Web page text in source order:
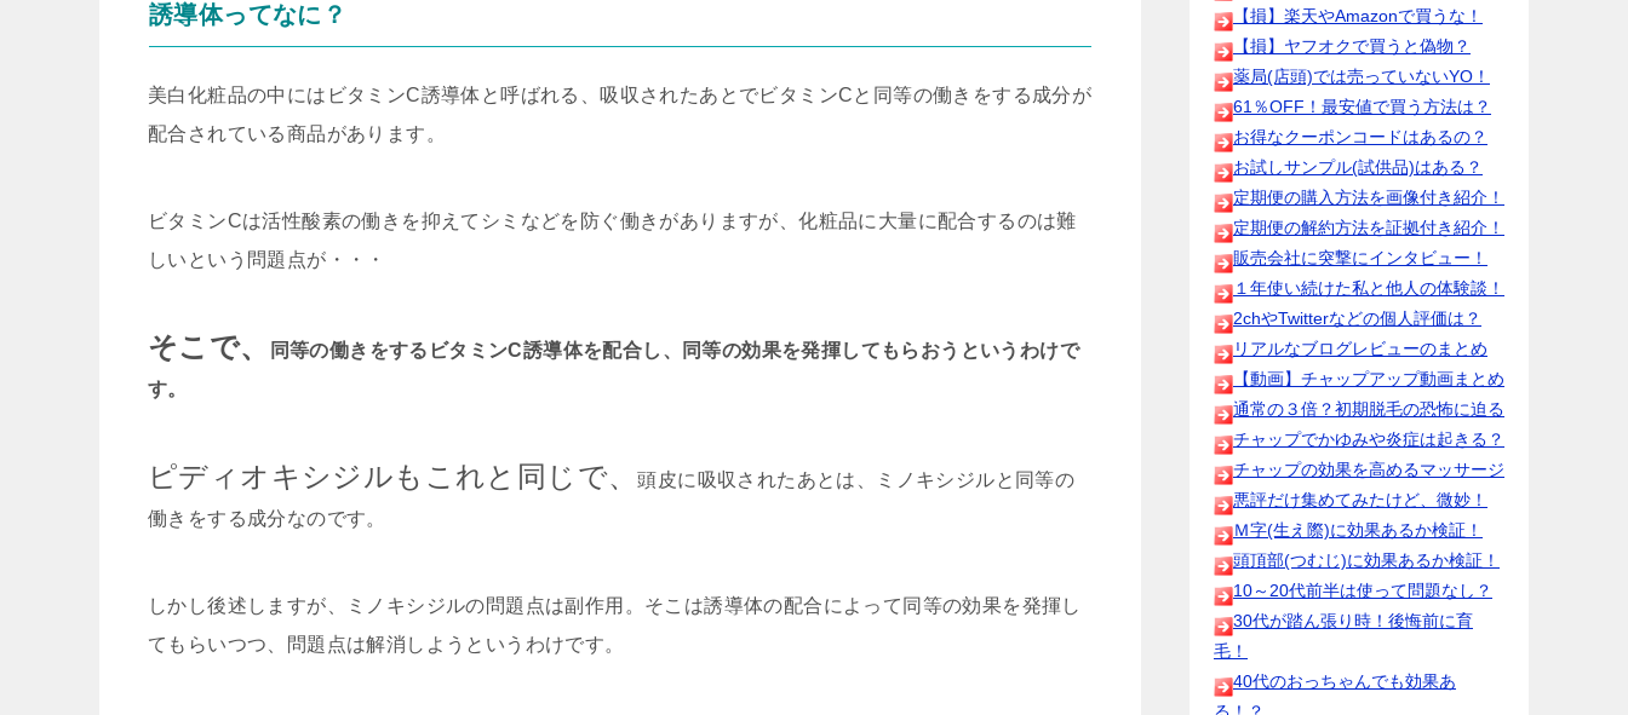
誘導体ってなに？
美白化粧品の中にはビタミンC誘導体と呼ばれる、吸収されたあとでビタミンCと同等の働きをする成分が
配合されている商品があります。
ビタミンCは活性酸素の働きを抑えてシミなどを防ぐ働きがありますが、化粧品に大量に配合するのは難
しいという問題点が・・・
そこで、
同等の働きをするビタミンC誘導体を配合し、同等の効果を発揮してもらおうというわけで
す。
ピディオキシジルもこれと同じで、頭皮に吸収されたあとは、ミノキシジルと同等の
働きをする成分なのです。
しかし後述しますが、ミノキシジルの問題点は副作用。そこは誘導体の配合によって同等の効果を発揮し
てもらいつつ、問題点は解消しようというわけです。
【損】楽天やAmazonで買うな！
【損】ヤフオクで買うと偽物？
薬局(店頭)では売っていないYO！
61％OFF！最安値で買う方法は？
お得なクーポンコードはあるの？
お試しサンプル(試供品)はある？
定期便の購入方法を画像付き紹介！
定期便の解約方法を証拠付き紹介！
販売会社に突撃にインタビュー！
１年使い続けた私と他人の体験談！
2chやTwitterなどの個人評価は？
リアルなブログレビューのまとめ
【動画】チャップアップ動画まとめ
通常の３倍？初期脱毛の恐怖に迫る
チャップでかゆみや炎症は起きる？
チャップの効果を高めるマッサージ
悪評だけ集めてみたけど、微妙！
Ｍ字(生え際)に効果あるか検証！
頭頂部(つむじ)に効果あるか検証！
10～20代前半は使って問題なし？
30代が踏ん張り時！後悔前に育
毛！
40代のおっちゃんでも効果あ
る！？